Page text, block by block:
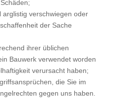
verschwiegen oder
der Sache
ihrer üblichen
Bauwerk verwendet worden
verursacht haben;
die Sie im
gegen uns haben.